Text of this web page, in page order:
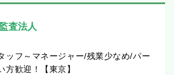
査法人
ッフ～マネージャー/残業少なめ/パー
方歓迎！【東京】